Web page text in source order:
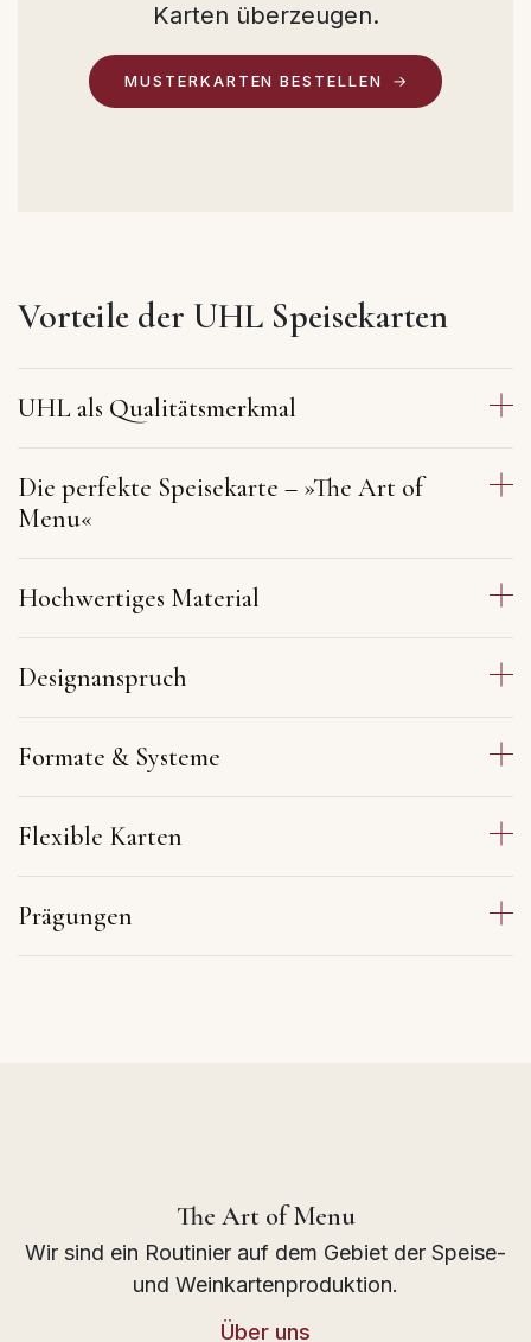
Karten überzeugen.
MUSTERKARTEN BESTELLEN
Vorteile der UHL Speisekarten
UHL als Qualitätsmerkmal
Die perfekte Speisekarte – »The Art of
Menu«
Hochwertiges Material
Designanspruch
Formate & Systeme
Flexible Karten
Prägungen
The Art of Menu
Wir sind ein Routinier auf dem Gebiet der Speise-
und Weinkartenproduktion.
Über uns